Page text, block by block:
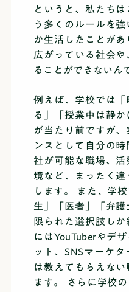
というと、私たち
う多くのルールを
か生活したことが
広がっている社会
ることができないん
例えば、学校では
る」「授業中は静
が当たり前ですが
ンスとして自分の
社が可能な職場、
境など、まったく
します。 また、学
生」「医者」「弁
限られた選択肢し
にはYouTuberやデ
ット、SNSマーケ
は教えてもらえな
ます。 さらに学校